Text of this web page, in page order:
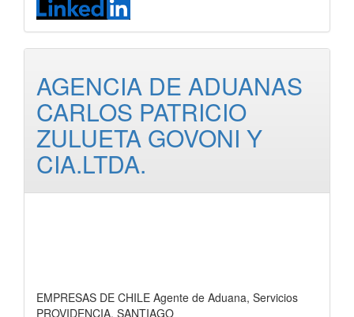
AGENCIA DE ADUANAS
CARLOS PATRICIO
ZULUETA GOVONI Y
CIA.LTDA.
EMPRESAS DE CHILE Agente de Aduana, Servicios
PROVIDENCIA, SANTIAGO